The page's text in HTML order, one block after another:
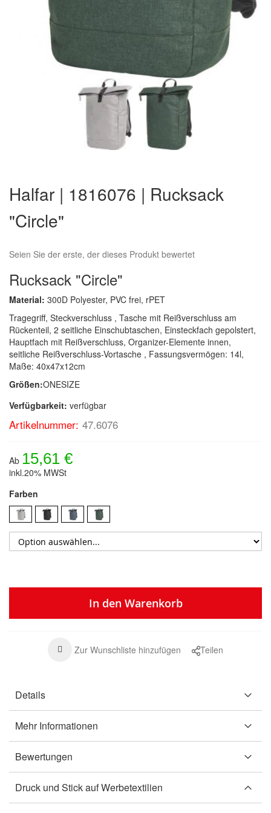
der
Bildergalerie
springen
Halfar | 1816076 | Rucksack
"Circle"
Seien Sie der erste, der dieses Produkt bewertet
Rucksack "Circle"
Material: 300D Polyester, PVC frei, rPET
Tragegriff, Steckverschluss , Tasche mit Reißverschluss am
Rückenteil, 2 seitliche Einschubtaschen, Einsteckfach gepolstert,
Hauptfach mit Reißverschluss, Organizer-Elemente innen,
seitliche Reißverschluss-Vortasche , Fassungsvermögen: 14l,
Maße: 40x47x12cm
Größen:ONESIZE
Verfügbarkeit: verfügbar
Artikelnummer: 47.6076
Ab 15,61 €
inkl.20% MWSt
Farben
In den Warenkorb
Zur Wunschliste hinzufügen Teilen
Details
Mehr Informationen
Bewertungen
Druck und Stick auf Werbetextilien